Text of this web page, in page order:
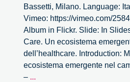
Bassetti, Milano. Language:
Vimeo: https://vimeo.com/
Album in Flickr. Slide: In
Care. Un ecosistema
dell’healthcare. Introduction:
ecosistema emergente nel
– ...